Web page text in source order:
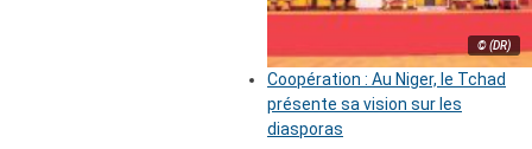
© (DR)
Coopération : Au Niger, le Tchad
présente sa vision sur les
diasporas